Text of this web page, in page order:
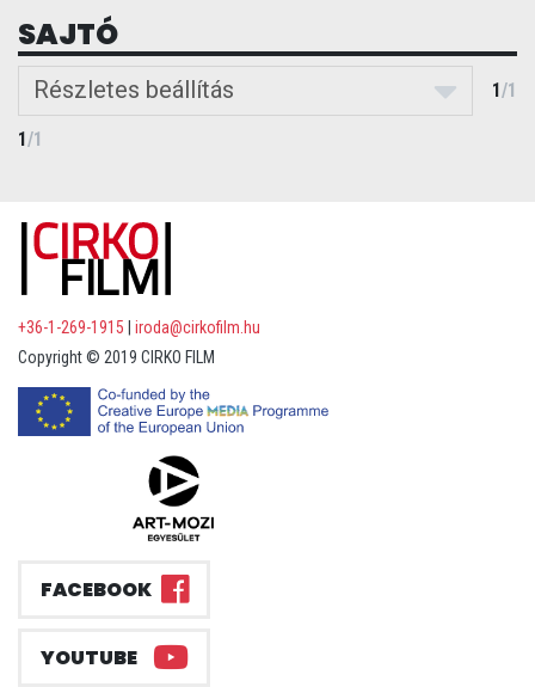
SAJTÓ
Részletes beállítás 1/1
1/1
+36-1-269-1915
iroda@cirkofilm.hu
Copyright © 2019 CIRKO FILM
FACEBOOK
YOUTUBE